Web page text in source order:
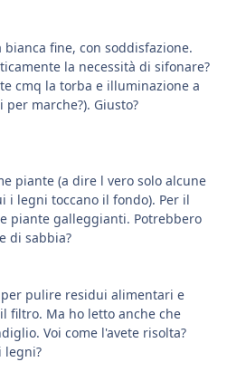
fine, con soddisfazione.
la necessità di sifonare?
cmq la torba e illuminazione a
marche?). Giusto?
piante (a dire l vero solo alcune
i legni toccano il fondo). Per il
piante galleggianti. Potrebbero
di sabbia?
pulire residui alimentari e
filtro. Ma ho letto anche che
Voi come l'avete risolta?
legni?